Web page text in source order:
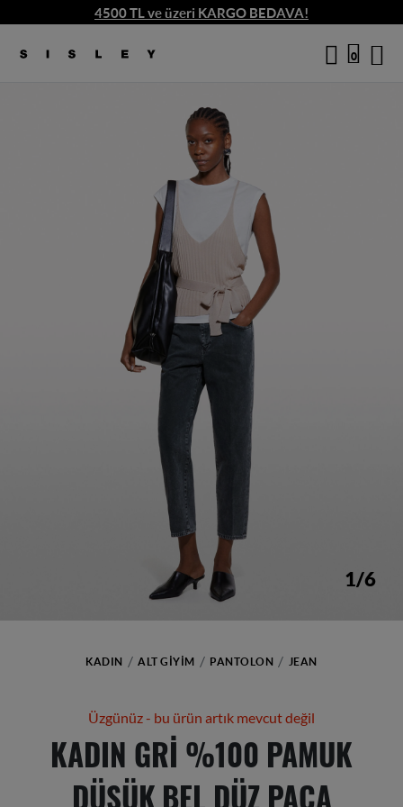
4500 TL ve üzeri KARGO BEDAVA!
logo 0
1/6
/6
KADIN ALT GIYIM PANTOLON JEAN
Üzgünüz - bu ürün artık mevcut değil
KADIN GRI %100 PAMUK
DÜŞÜK BEL DÜZ PAÇA